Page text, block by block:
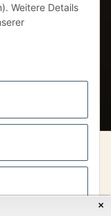
Weitere Details
×